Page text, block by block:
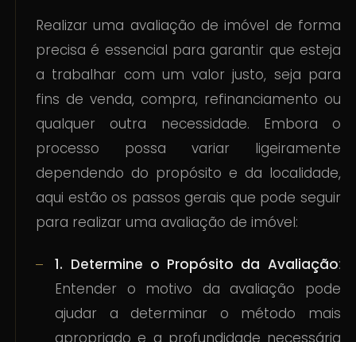
Realizar uma avaliação de imóvel de forma
precisa é essencial para garantir que esteja
a trabalhar com um valor justo, seja para
fins de venda, compra, refinanciamento ou
qualquer outra necessidade. Embora o
processo possa variar ligeiramente
dependendo do propósito e da localidade,
aqui estão os passos gerais que pode seguir
para realizar uma avaliação de imóvel:
1. Determine o Propósito da Avaliação:
Entender o motivo da avaliação pode
ajudar a determinar o método mais